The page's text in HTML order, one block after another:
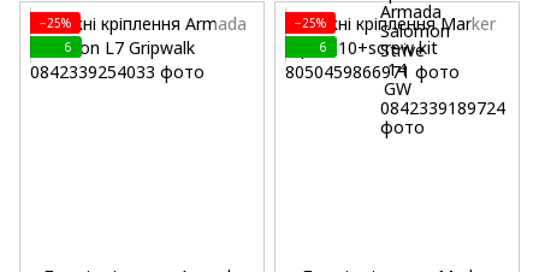
−25%
6
−25%
6